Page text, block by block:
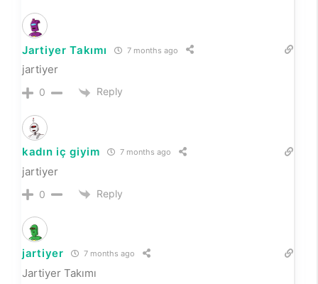
Jartiyer Takımı 7 months ago
jartiyer
0 Reply
kadın iç giyim 7 months ago
jartiyer
0 Reply
jartiyer 7 months ago
Jartiyer Takımı